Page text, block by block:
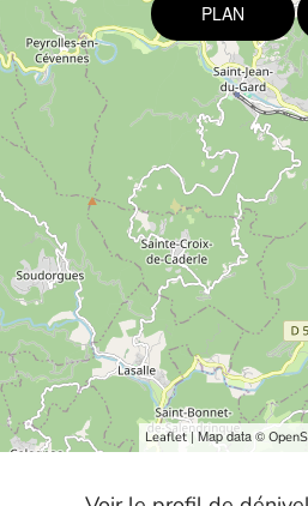
PLAN
Leaflet| Map data ©